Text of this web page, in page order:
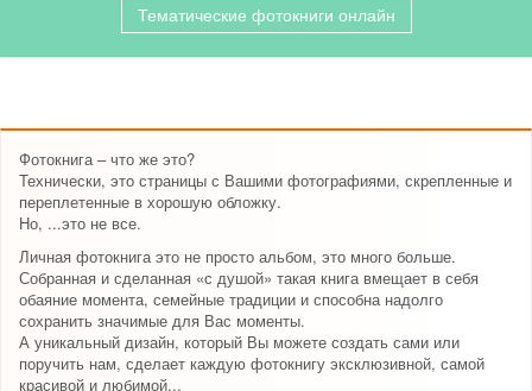
Тематические фотокниги онлайн
Фотокнига – что же это?
Технически, это страницы с Вашими фотографиями, скрепленные и
переплетенные в хорошую обложку.
Но, ...это не все.
Личная фотокнига это не просто альбом, это много больше.
Собранная и сделанная «с душой» такая книга вмещает в себя
обаяние момента, семейные традиции и способна надолго
сохранить значимые для Вас моменты.
А уникальный дизайн, который Вы можете создать сами или
поручить нам, сделает каждую фотокнигу эксклюзивной, самой
красивой и любимой...